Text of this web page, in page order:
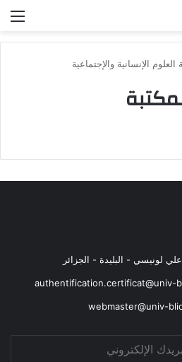
العلوم الإنسانية والإجتماعية